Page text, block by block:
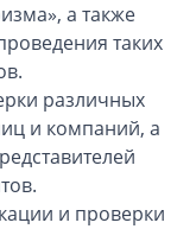
а также
таких
различных
и компаний, а
и проверки